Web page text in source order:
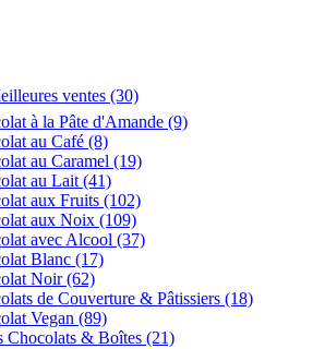
ventes (30)
à la Pâte d'Amande (9)
au Café (8)
au Caramel (19)
au Lait (41)
aux Fruits (102)
aux Noix (109)
avec Alcool (37)
Blanc (17)
Noir (62)
de Couverture & Pâtissiers (18)
Vegan (89)
Chocolats & Boîtes (21)